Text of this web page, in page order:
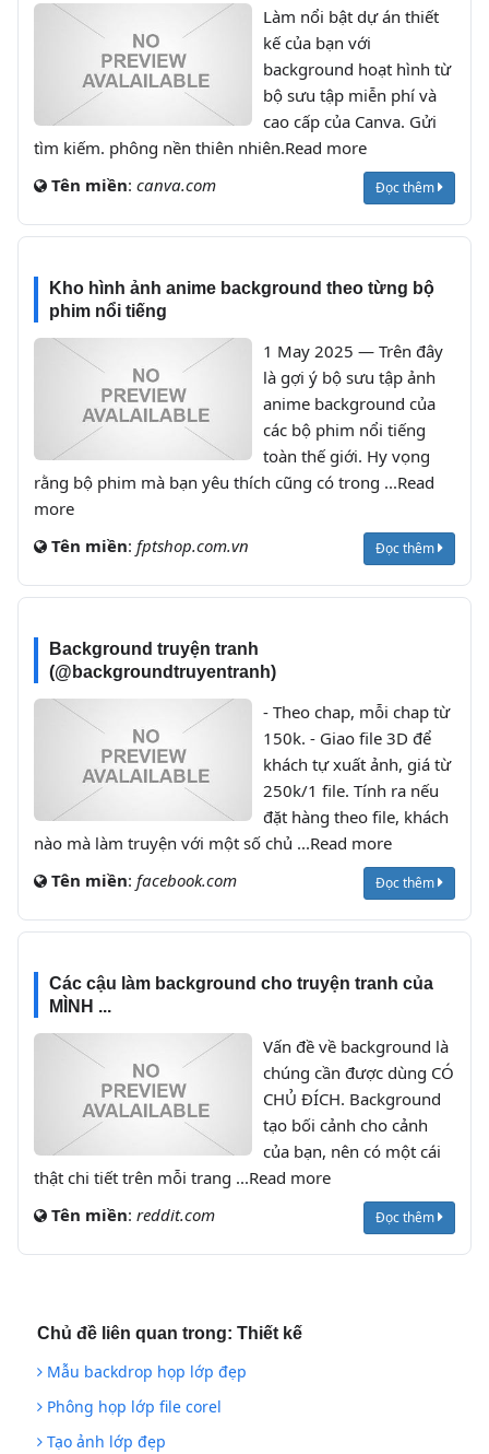
Làm nổi bật dự án thiết
kế của bạn với
background hoạt hình từ
bộ sưu tập miễn phí và
cao cấp của Canva. Gửi
tìm kiếm. phông nền thiên nhiên.Read more
Tên miền: canva.com Đọc thêm
Kho hình ảnh anime background theo từng bộ
phim nổi tiếng
1 May 2025 — Trên đây
là gợi ý bộ sưu tập ảnh
anime background của
các bộ phim nổi tiếng
toàn thế giới. Hy vọng
rằng bộ phim mà bạn yêu thích cũng có trong ...Read
more
Tên miền: fptshop.com.vn Đọc thêm
Background truyện tranh
(@backgroundtruyentranh)
- Theo chap, mỗi chap từ
150k. - Giao file 3D để
khách tự xuất ảnh, giá từ
250k/1 file. Tính ra nếu
đặt hàng theo file, khách
nào mà làm truyện với một số chủ ...Read more
Tên miền: facebook.com Đọc thêm
Các cậu làm background cho truyện tranh của
MÌNH ...
Vấn đề về background là
chúng cần được dùng CÓ
CHỦ ĐÍCH. Background
tạo bối cảnh cho cảnh
của bạn, nên có một cái
thật chi tiết trên mỗi trang ...Read more
Tên miền: reddit.com Đọc thêm
Chủ đề liên quan trong: Thiết kế
Mẫu backdrop họp lớp đẹp
Phông họp lớp file corel
Tạo ảnh lớp đẹp